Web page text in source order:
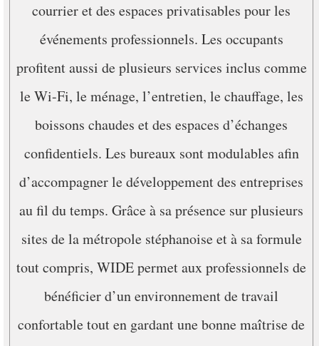
courrier et des espaces privatisables pour les
événements professionnels. Les occupants
profitent aussi de plusieurs services inclus comme
le Wi-Fi, le ménage, l’entretien, le chauffage, les
boissons chaudes et des espaces d’échanges
confidentiels. Les bureaux sont modulables afin
d’accompagner le développement des entreprises
au fil du temps. Grâce à sa présence sur plusieurs
sites de la métropole stéphanoise et à sa formule
tout compris, WIDE permet aux professionnels de
bénéficier d’un environnement de travail
confortable tout en gardant une bonne maîtrise de